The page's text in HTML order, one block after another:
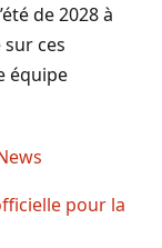
de 2028 à
ces
équipe
pour la